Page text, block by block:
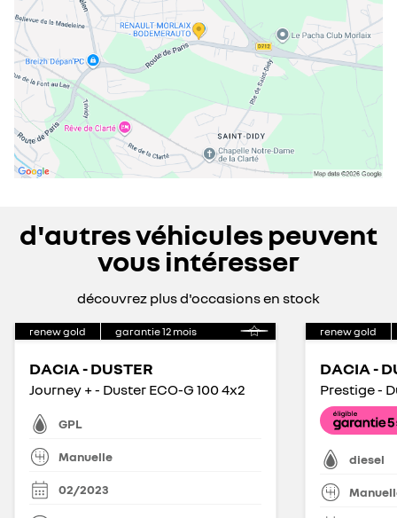
d'autres véhicules peuvent
vous intéresser
découvrez plus d'occasions en stock
renew gold garantie12 mois
DACIA - DUSTER
Journey + - Duster ECO-G 100 4x2
GPL
Manuelle
02/2023
renew gold
DACIA -
Prestige -
diesel